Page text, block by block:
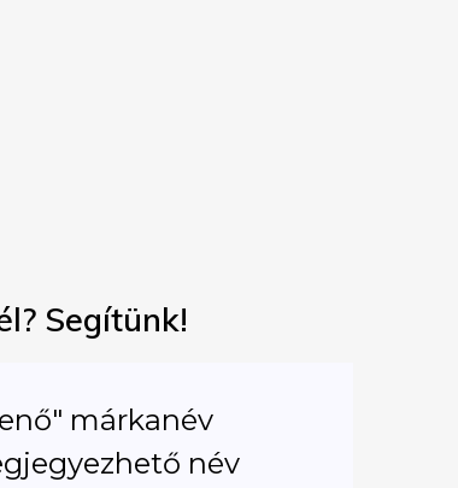
Segítünk!
márkanév
név